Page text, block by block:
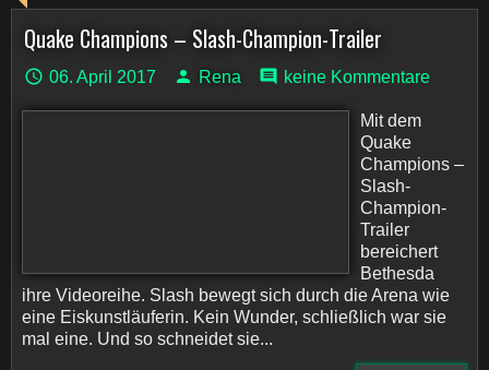
Quake Champions – Slash-Champion-Trailer
06. April 2017 Rena keine Kommentare
Mit dem
Quake
Champions –
Slash-
Champion-
Trailer
bereichert
Bethesda
ihre Videoreihe. Slash bewegt sich durch die Arena wie
eine Eiskunstläuferin. Kein Wunder, schließlich war sie
mal eine. Und so schneidet sie...